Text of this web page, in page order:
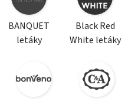
BANQUET
letáky
Black Red
White letáky